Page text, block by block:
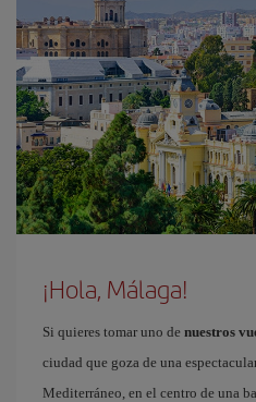
¡Hola, Málaga!
Si quieres tomar uno de nuestros
ciudad que goza de una
Mediterráneo, en el centro de una